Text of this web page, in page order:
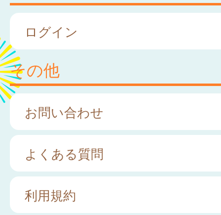
ログイン
その他
お問い合わせ
よくある質問
利用規約